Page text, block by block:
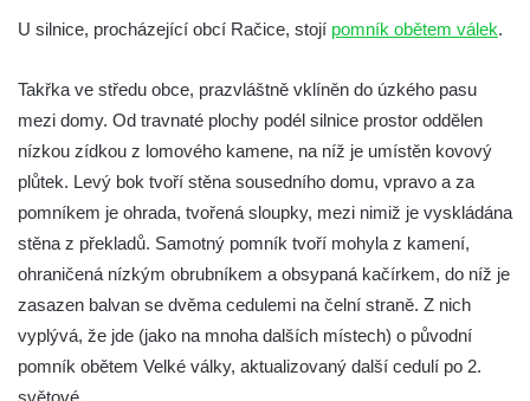
Kamenném Újezdě
hřbitově v Kamenném Újezdě
Pomník obětem válek na Náměstí v
Kenotaf Jana Mojžiše na hřbitově ve
Velešíně
Kenotaf Josefa Jílka na hřbitově ve
Velešíně
Hrob Jana Foitla na hřbitově ve Velešíně
Hrob Ludvíka Tůmy na hřbitově ve Velešíně
U silnice, procházející obcí Račice, stojí pomník obětem válek.
Takřka ve středu obce, prazvláštně vklíněn do úzkého pasu
mezi domy. Od travnaté plochy podél silnice prostor oddělen
nízkou zídkou z lomového kamene, na níž je umístěn kovový
plůtek. Levý bok tvoří stěna sousedního domu, vpravo a za
pomníkem je ohrada, tvořená sloupky, mezi nimiž je vyskládána
stěna z překladů. Samotný pomník tvoří mohyla z kamení,
ohraničená nízkým obrubníkem a obsypaná kačírkem, do níž je
zasazen balvan se dvěma cedulemi na čelní straně. Z nich
vyplývá, že jde (jako na mnoha dalších místech) o původní
pomník obětem Velké války, aktualizovaný další cedulí po 2.
světové.